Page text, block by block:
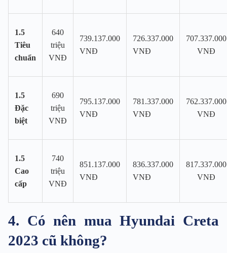
1.5
Tiêu
chuẩn
640
triệu
VNĐ
739.137.000
VNĐ
726.337.000
VNĐ
707.337.000
VNĐ
1.5
Đặc
biệt
690
triệu
VNĐ
795.137.000
VNĐ
781.337.000
VNĐ
762.337.000
VNĐ
1.5
Cao
cấp
740
triệu
VNĐ
851.137.000
VNĐ
836.337.000
VNĐ
817.337.000
VNĐ
4. Có nên mua Hyundai Creta
2023 cũ không?